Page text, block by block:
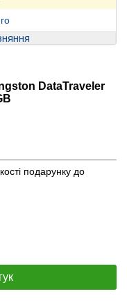
DataTraveler
подарунку до